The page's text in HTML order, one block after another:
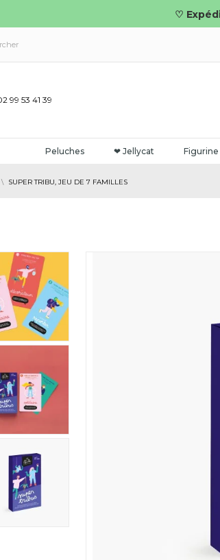
♡
99 53 41 39
Peluches ❤ Jellycat Figurine
SUPER TRIBU, JEU DE 7 FAMILLES